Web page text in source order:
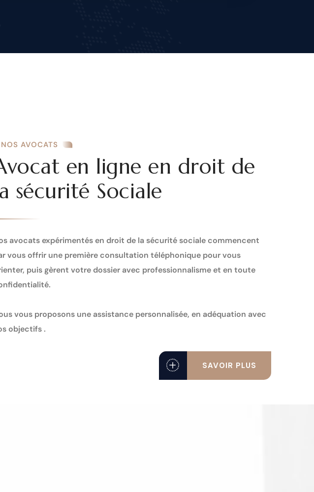
NOS AVOCATS
en ligne en droit de
sécurité Sociale
avocats expérimentés en droit de la sécurité sociale commencent
vous offrir une première consultation téléphonique pour vous
puis gèrent votre dossier avec professionnalisme et en toute
vous proposons une assistance personnalisée, en adéquation avec
objectifs .
SAVOIR PLUS